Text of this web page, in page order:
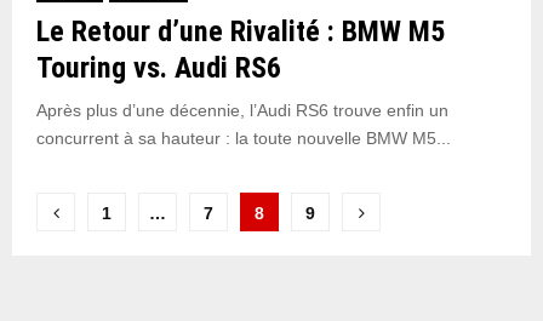
Le Retour d’une Rivalité : BMW M5
Touring vs. Audi RS6
Après plus d’une décennie, l’Audi RS6 trouve enfin un
concurrent à sa hauteur : la toute nouvelle BMW M5...
Pagination
1 … 7 8 9